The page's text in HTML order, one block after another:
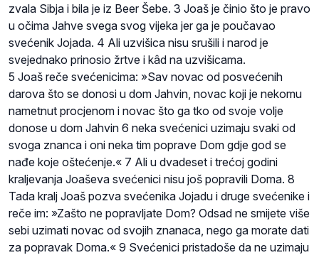
zvala Sibja i bila je iz Beer Šebe. 3 Joaš je činio što je pravo
u očima Jahve svega svog vijeka jer ga je poučavao
svećenik Jojada. 4 Ali uzvišica nisu srušili i narod je
svejednako prinosio žrtve i kâd na uzvišicama.
5 Joaš reče svećenicima: »Sav novac od posvećenih
darova što se donosi u dom Jahvin, novac koji je nekomu
nametnut procjenom i novac što ga tko od svoje volje
donose u dom Jahvin 6 neka svećenici uzimaju svaki od
svoga znanca i oni neka tim poprave Dom gdje god se
nađe koje oštećenje.« 7 Ali u dvadeset i trećoj godini
kraljevanja Joaševa svećenici nisu još popravili Doma. 8
Tada kralj Joaš pozva svećenika Jojadu i druge svećenike i
reče im: »Zašto ne popravljate Dom? Odsad ne smijete više
sebi uzimati novac od svojih znanaca, nego ga morate dati
za popravak Doma.« 9 Svećenici pristadoše da ne uzimaju